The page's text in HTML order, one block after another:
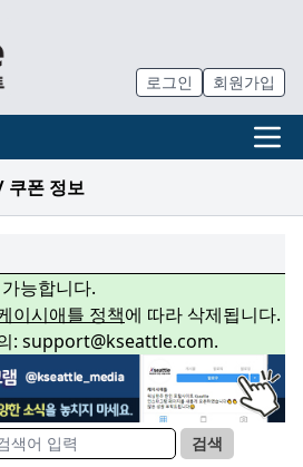
로그인 회원가입
쿠폰 정보
능합니다.
이시애틀 정책에 따라 삭제됩니다.
: support@kseattle.com.
검색